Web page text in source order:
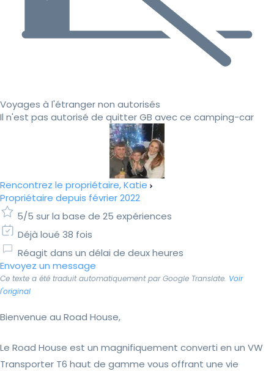
Voyages à l'étranger non autorisés
Il n'est pas autorisé de quitter GB avec ce camping-car
Rencontrez le propriétaire, Katie
Propriétaire depuis février 2022
5/5 sur la base de 25 expériences
Déjà loué 38 fois
Réagit dans un délai de deux heures
Envoyez un message
Ce texte a été traduit automatiquement par Google Translate. Voir
l'original
Bienvenue au Road House,
Le Road House est un magnifiquement converti en un VW
Transporter T6 haut de gamme vous offrant une vie